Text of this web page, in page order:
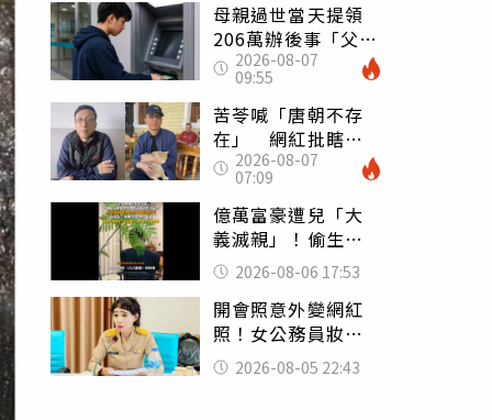
母親過世當天提領
206萬辦後事「父子
遭判刑」 律師：
搶錢先下手是罪
2026-08-07
09:55
苦苓喊「唐朝不存
在」 網紅批瞎編
歷史：李白、杜甫
用鮮卑文寫詩？
2026-08-07
07:09
億萬富豪遭兒「大
義滅親」！偷生子
怕曝光 竟盜鄰居
身份辦假證落戶
2026-08-06 17:53
開會照意外變網紅
照！女公務員妝容
掀2千則留言 本人
怒嗆：化妝有錯嗎
2026-08-05 22:43